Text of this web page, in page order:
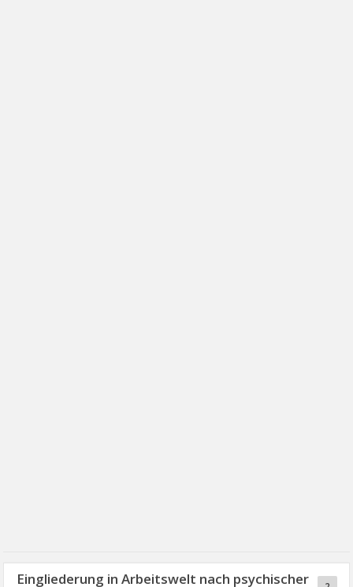
Eingliederung in Arbeitswelt nach psychischer